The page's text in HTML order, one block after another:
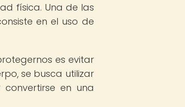
física. Una de las
en el uso de
es evitar
se busca utilizar
en una